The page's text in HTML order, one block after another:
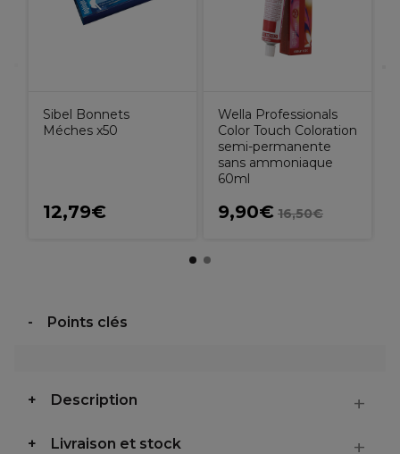
Sibel Bonnets
Méches x50
12,79€
Wella Professionals
Color Touch Coloration
semi-permanente
sans ammoniaque
60ml
9,90€ 16,50€
Points clés
Description
Livraison et stock